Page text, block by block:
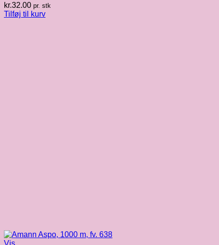
kr.32.00 pr. stk
Tilføj til kurv